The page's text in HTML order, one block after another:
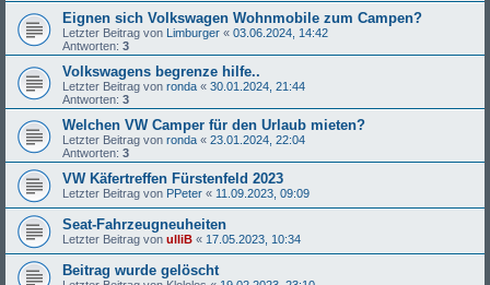
Eignen sich Volkswagen Wohnmobile zum Campen?
Letzter Beitrag von Limburger « 03.06.2024, 14:42
Antworten: 3
Volkswagens begrenze hilfe..
Letzter Beitrag von ronda « 30.01.2024, 21:44
Antworten: 3
Welchen VW Camper für den Urlaub mieten?
Letzter Beitrag von ronda « 23.01.2024, 22:04
Antworten: 3
VW Käfertreffen Fürstenfeld 2023
Letzter Beitrag von PPeter « 11.09.2023, 09:09
Seat-Fahrzeugneuheiten
Letzter Beitrag von ulliB « 17.05.2023, 10:34
Beitrag wurde gelöscht